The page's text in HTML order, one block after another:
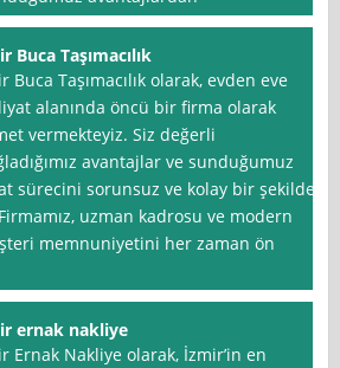
Buca Taşımacılık
Buca Taşımacılık olarak, evden eve
alanında öncü bir firma olarak
vermekteyiz. Siz değerli
avantajlar ve sunduğumuz
sürecini sorunsuz ve kolay bir şekilde
uzman kadrosu ve modern
memnuniyetini her zaman ön
ernak nakliye
Ernak Nakliye olarak, İzmir’in en